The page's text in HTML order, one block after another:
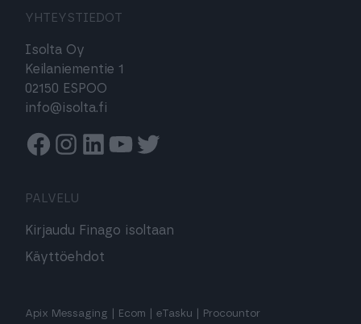
YHTEYSTIEDOT
Isolta Oy
Keilaniementie 1
02150 ESPOO
info@isolta.fi
Facebook
Instagram
Linkedin
Youtube
Twitter
PALVELU
Kirjaudu Finago isoltaan
Käyttöehdot
Apix Messaging Ecom eTasku Procountor